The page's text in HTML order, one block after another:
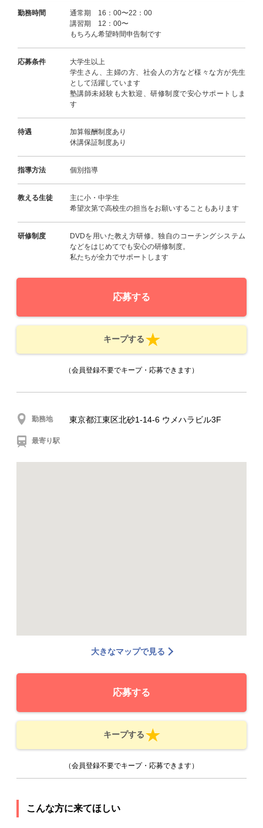
勤務時間
通常期 16：00〜22：00
講習期 12：00〜
もちろん希望時間申告制です
応募条件
大学生以上
学生さん、主婦の方、社会人の方など様々な方が先生
として活躍しています
塾講師未経験も大歓迎、研修制度で安心サポートしま
す
待遇
加算報酬制度あり
休講保証制度あり
指導方法 個別指導
教える生徒
主に小・中学生
希望次第で高校生の担当をお願いすることもあります
研修制度
DVDを用いた教え方研修。独自のコーチングシステム
などをはじめてでも安心の研修制度。
私たちが全力でサポートします
応募する
キープする
（会員登録不要でキープ・応募できます）
勤務地 東京都江東区北砂1-14-6 ウメハラビル3F
最寄り駅
大きなマップで見る
応募する
キープする
（会員登録不要でキープ・応募できます）
こんな方に来てほしい